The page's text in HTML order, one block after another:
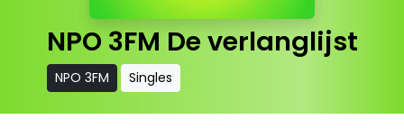
NPO 3FM De verlanglijst
NPO 3FM Singles